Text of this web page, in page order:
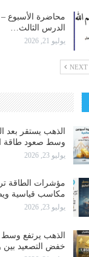
محاضرة الأسبوع –
الدرس الثالث…
يوليو 21, 2026
NEXT
الذهب يستقر بعد
وسط صعود طاقة
يوليو 23, 2026
مؤشرات الطاقة
مكاسب قياسية
يوليو 23, 2026
الذهب يرتفع وسط
خفض التصعيد